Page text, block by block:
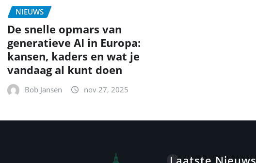
NIEUWS
De snelle opmars van
generatieve AI in Europa:
kansen, kaders en wat je
vandaag al kunt doen
Bob Jansen nov 27, 2025